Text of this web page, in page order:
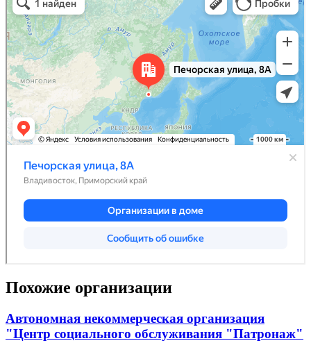
Похожие организации
Автономная некоммерческая организация
"Центр социального обслуживания "Патронаж"